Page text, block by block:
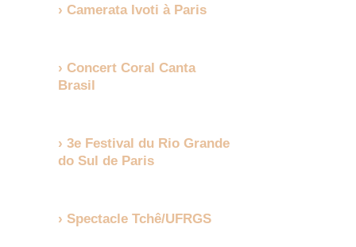
Camerata Ivoti à Paris
Concert Coral Canta
Brasil
3e Festival du Rio Grande
do Sul de Paris
Spectacle Tchê/UFRGS